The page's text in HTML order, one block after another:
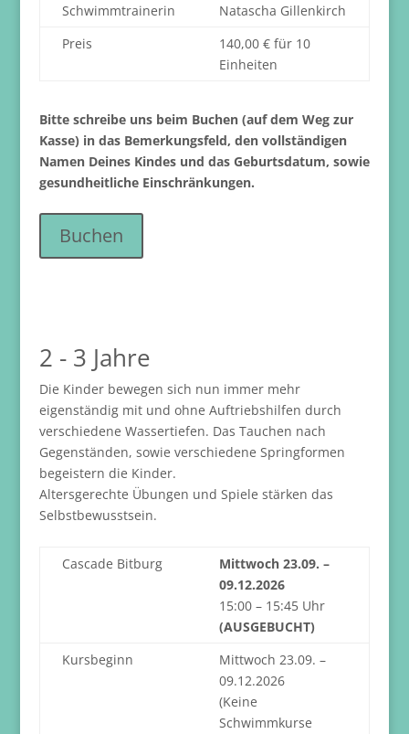
Schwimmtrainerin
Natascha Gillenkirch
Preis
140,00 € für 10
Einheiten
Bitte schreibe uns beim Buchen (auf dem Weg zur
Kasse) in das Bemerkungsfeld, den vollständigen
Namen Deines Kindes und das Geburtsdatum, sowie
gesundheitliche Einschränkungen.
Buchen
2 - 3 Jahre
Die Kinder bewegen sich nun immer mehr
eigenständig mit und ohne Auftriebshilfen durch
verschiedene Wassertiefen. Das Tauchen nach
Gegenständen, sowie verschiedene Springformen
begeistern die Kinder.
Altersgerechte Übungen und Spiele stärken das
Selbstbewusstsein.
Cascade Bitburg
Mittwoch 23.09. –
09.12.2026
15:00 – 15:45 Uhr
(AUSGEBUCHT)
Kursbeginn
Mittwoch 23.09. –
09.12.2026
(Keine
Schwimmkurse